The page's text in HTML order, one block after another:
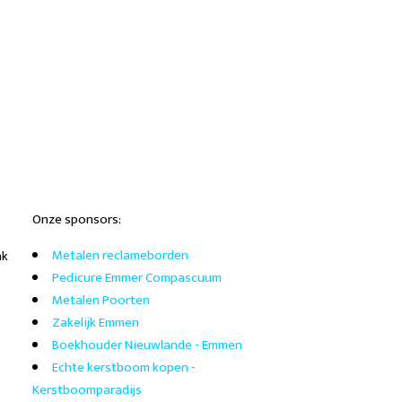
Onze sponsors:
Metalen reclameborden
Pedicure Emmer Compascuum
Metalen Poorten
Zakelijk Emmen
Boekhouder Nieuwlande - Emmen
Echte kerstboom kopen -
Kerstboomparadijs